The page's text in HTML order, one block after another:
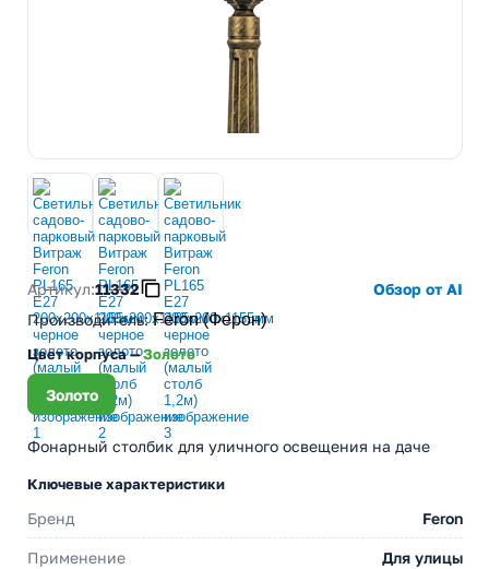
Артикул:11332
Обзор от AI
Производитель:Feron (Ферон)
Цвет корпуса —Золото
Золото
Фонарный столбик для уличного освещения на даче
Ключевые характеристики
Бренд Feron
Применение Для улицы